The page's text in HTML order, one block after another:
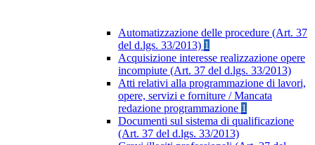
Automatizzazione delle procedure (Art. 37
del d.lgs. 33/2013) 1
Acquisizione interesse realizzazione opere
incompiute (Art. 37 del d.lgs. 33/2013)
Atti relativi alla programmazione di lavori,
opere, servizi e forniture / Mancata
redazione programmazione 1
Documenti sul sistema di qualificazione
(Art. 37 del d.lgs. 33/2013)